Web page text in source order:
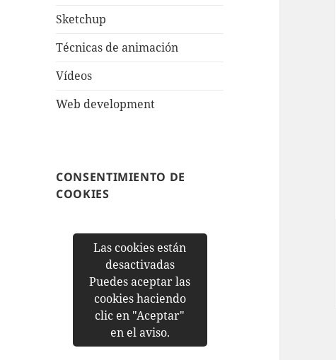
Sketchup
Técnicas de animación
Vídeos
Web development
CONSENTIMIENTO DE
COOKIES
Las cookies están
desactivadas
Puedes aceptar las
cookies haciendo
clic en "Aceptar"
en el aviso.